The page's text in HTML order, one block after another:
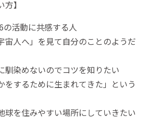
】
活動に共感する人
宙人へ」を見て自分のことのようだ
馴染めないのでコツを知りたい
をするために生まれてきた」という
球を住みやすい場所にしていきたい